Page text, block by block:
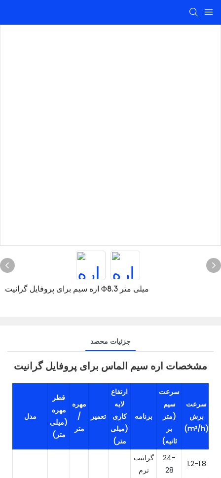
اره سیم برای پروفایل گرانیت Φ8.3 میلی متر
جزئیات محصد
مشخصات اره سیم الماس برای پروفایل گرانیت
مدل
قطر
مهره
(میلی
متر)
مهره
/
متر
تعمیر
ارتفاع
لایه
کاری
(میلی
متر)
برنامه
سرعت
سیم
(متر
بر
ثانیه)
سرعت
برش
(m²/h)
گرانیت
نرم
24-
28
1.2-1.8